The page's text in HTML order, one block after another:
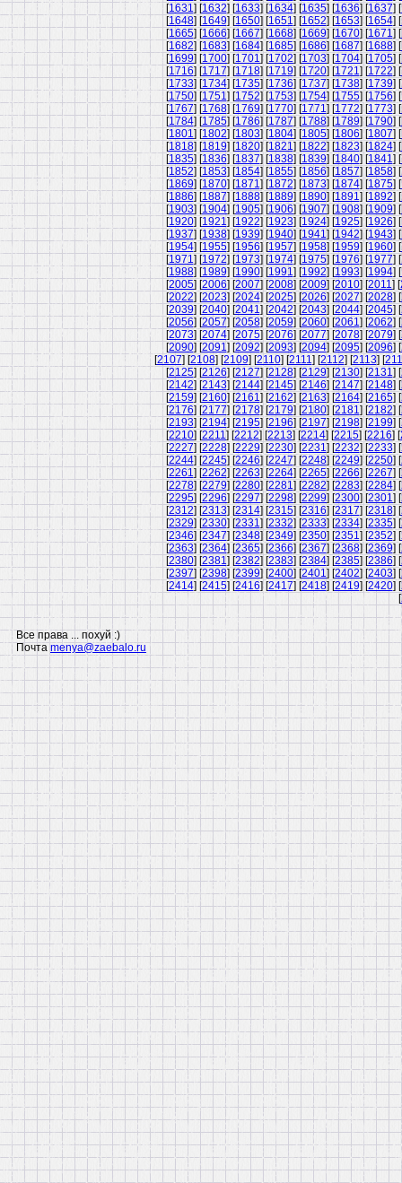
[1631] [1632] [1633] [1634] [1635] [1636] [1637] [
[1648] [1649] [1650] [1651] [1652] [1653] [1654] [
[1665] [1666] [1667] [1668] [1669] [1670] [1671] [
[1682] [1683] [1684] [1685] [1686] [1687] [1688] [
[1699] [1700] [1701] [1702] [1703] [1704] [1705] [
[1716] [1717] [1718] [1719] [1720] [1721] [1722] [
[1733] [1734] [1735] [1736] [1737] [1738] [1739] [
[1750] [1751] [1752] [1753] [1754] [1755] [1756] [
[1767] [1768] [1769] [1770] [1771] [1772] [1773] [
[1784] [1785] [1786] [1787] [1788] [1789] [1790] [
[1801] [1802] [1803] [1804] [1805] [1806] [1807] [
[1818] [1819] [1820] [1821] [1822] [1823] [1824] [
[1835] [1836] [1837] [1838] [1839] [1840] [1841] [
[1852] [1853] [1854] [1855] [1856] [1857] [1858] [
[1869] [1870] [1871] [1872] [1873] [1874] [1875] [
[1886] [1887] [1888] [1889] [1890] [1891] [1892] [
[1903] [1904] [1905] [1906] [1907] [1908] [1909] [
[1920] [1921] [1922] [1923] [1924] [1925] [1926] [
[1937] [1938] [1939] [1940] [1941] [1942] [1943] [
[1954] [1955] [1956] [1957] [1958] [1959] [1960] [
[1971] [1972] [1973] [1974] [1975] [1976] [1977] [
[1988] [1989] [1990] [1991] [1992] [1993] [1994] [
[2005] [2006] [2007] [2008] [2009] [2010] [2011] [
[2022] [2023] [2024] [2025] [2026] [2027] [2028] [
[2039] [2040] [2041] [2042] [2043] [2044] [2045] [
[2056] [2057] [2058] [2059] [2060] [2061] [2062] [
[2073] [2074] [2075] [2076] [2077] [2078] [2079] [
[2090] [2091] [2092] [2093] [2094] [2095] [2096] [
[2107] [2108] [2109] [2110] [2111] [2112] [2113] [
[2125] [2126] [2127] [2128] [2129] [2130] [2131] [
[2142] [2143] [2144] [2145] [2146] [2147] [2148] [
[2159] [2160] [2161] [2162] [2163] [2164] [2165] [
[2176] [2177] [2178] [2179] [2180] [2181] [2182] [
[2193] [2194] [2195] [2196] [2197] [2198] [2199] [
[2210] [2211] [2212] [2213] [2214] [2215] [2216] [
[2227] [2228] [2229] [2230] [2231] [2232] [2233] [
[2244] [2245] [2246] [2247] [2248] [2249] [2250] [
[2261] [2262] [2263] [2264] [2265] [2266] [2267] [
[2278] [2279] [2280] [2281] [2282] [2283] [2284] [
[2295] [2296] [2297] [2298] [2299] [2300] [2301] [
[2312] [2313] [2314] [2315] [2316] [2317] [2318] [
[2329] [2330] [2331] [2332] [2333] [2334] [2335] [
[2346] [2347] [2348] [2349] [2350] [2351] [2352] [
[2363] [2364] [2365] [2366] [2367] [2368] [2369] [
[2380] [2381] [2382] [2383] [2384] [2385] [2386] [
[2397] [2398] [2399] [2400] [2401] [2402] [2403] [
[2414] [2415] [2416] [2417] [2418] [2419] [2420] [
[
Все права ... похуй :)
Почта menya@zaebalo.ru